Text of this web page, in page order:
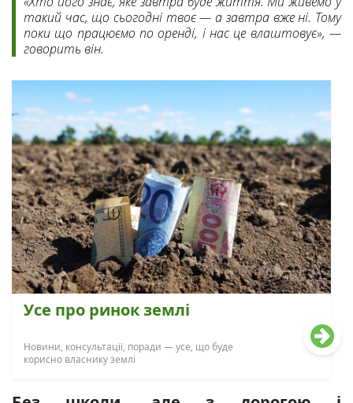
такий час, що сьогодні твоє — а завтра вже ні. Тому
поки що працюємо по оренді, і нас це влаштовує», —
говорить він.
Усе про ринок землі
Новини, консультації, поради — усе, що буде
корисно власнику землі